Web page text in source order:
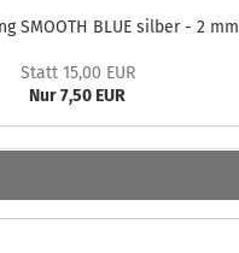
SMOOTH BLUE sil­ber - 2 mm
Statt 15,00 EUR
Nur 7,50 EUR